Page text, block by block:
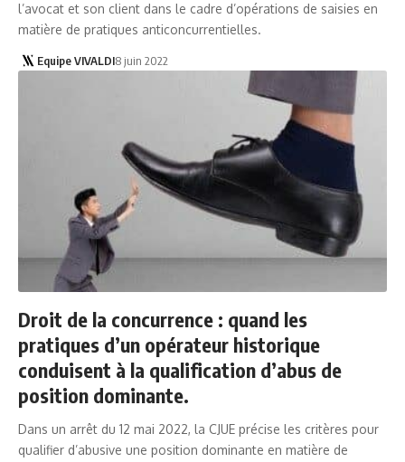
l’avocat et son client dans le cadre d’opérations de saisies en
matière de pratiques anticoncurrentielles.
Equipe VIVALDI8 juin 2022
Droit de la concurrence : quand les
pratiques d’un opérateur historique
conduisent à la qualification d’abus de
position dominante.
Dans un arrêt du 12 mai 2022, la CJUE précise les critères pour
qualifier d’abusive une position dominante en matière de